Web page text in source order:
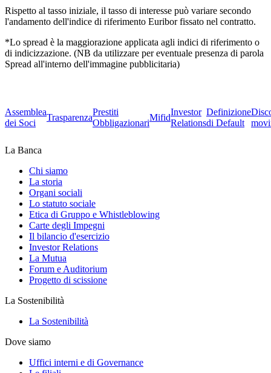
Rispetto al tasso iniziale, il tasso di interesse può variare secondo
l'andamento dell'indice di riferimento Euribor fissato nel contratto.
*Lo spread è la maggiorazione applicata agli indici di riferimento o
di indicizzazione. (NB da utilizzare per eventuale presenza di parola
Spread all'interno dell'immagine pubblicitaria)
Assemblea
dei Soci
Trasparenza
Prestiti
Obbligazionari
Mifid
Investor
Relations
Definizione
di Default
La Banca
Chi siamo
La storia
Organi sociali
Lo statuto sociale
Etica di Gruppo e Whistleblowing
Carte degli Impegni
Il bilancio d'esercizio
Investor Relations
La Mutua
Forum e Auditorium
Progetto di scissione
La Sostenibilità
La Sostenibilità
Dove siamo
Uffici interni e di Governance